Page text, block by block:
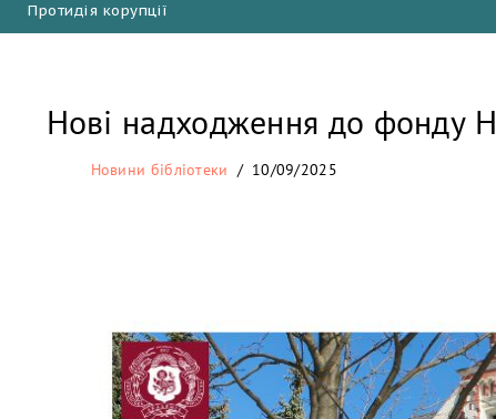
Протидія корупції
Нові надходження до фонду
Новини бібліотеки 10/09/2025